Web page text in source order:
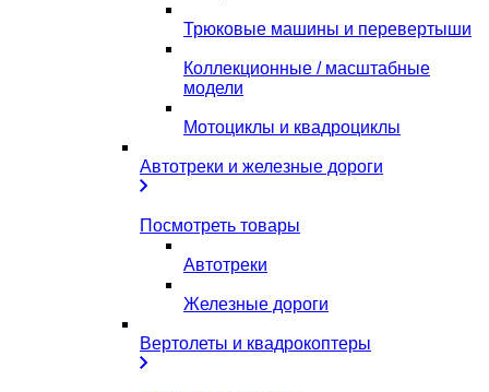
Трюковые машины и перевертыши
Коллекционные / масштабные
модели
Мотоциклы и квадроциклы
Автотреки и железные дороги
Посмотреть товары
Автотреки
Железные дороги
Вертолеты и квадрокоптеры